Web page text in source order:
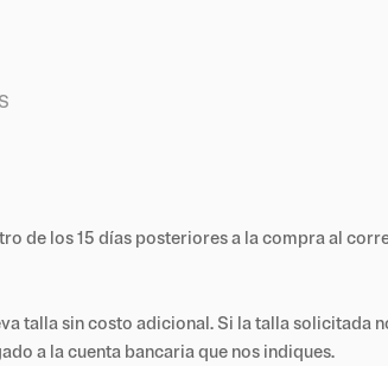
de los 15 días posteriores a la compra al
talla sin costo adicional. Si la talla
a la cuenta bancaria que nos indiques.